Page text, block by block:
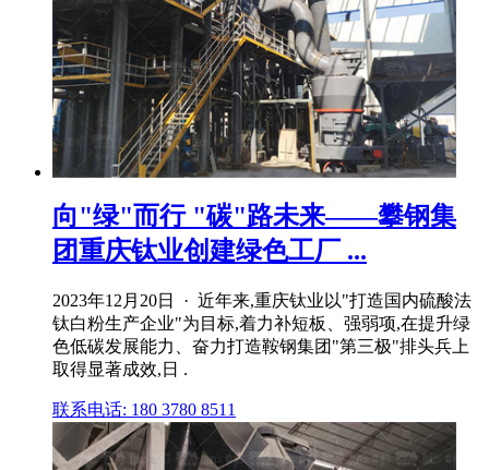
向"绿"而行 "碳"路未来——攀钢集
团重庆钛业创建绿色工厂 ...
2023年12月20日 · 近年来,重庆钛业以"打造国内硫酸法
钛白粉生产企业"为目标,着力补短板、强弱项,在提升绿
色低碳发展能力、奋力打造鞍钢集团"第三极"排头兵上
取得显著成效,日 .
联系电话: 180 3780 8511